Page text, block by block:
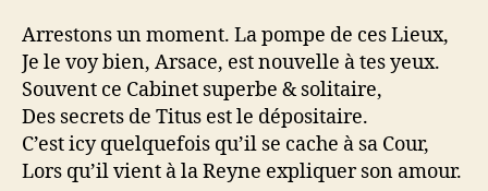
Arrestons un moment. La pompe de ces Lieux,
Je le voy bien, Arsace, est nouvelle à tes yeux.
Souvent ce Cabinet superbe & solitaire,
Des secrets de Titus est le dépositaire.
C’est icy quelquefois qu’il se cache à sa Cour,
Lors qu’il vient à la Reyne expliquer son amour.